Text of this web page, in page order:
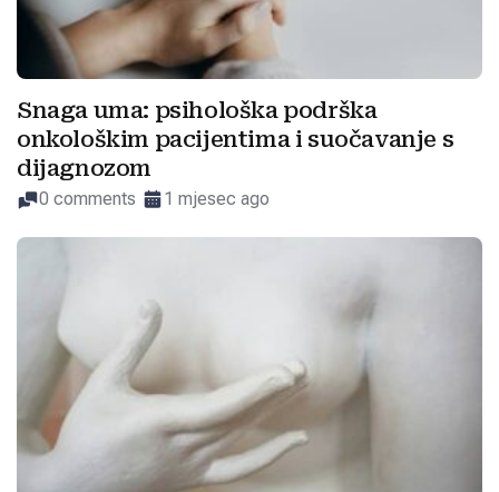
Snaga uma: psihološka podrška
onkološkim pacijentima i suočavanje s
dijagnozom
0 comments 1 mjesec ago